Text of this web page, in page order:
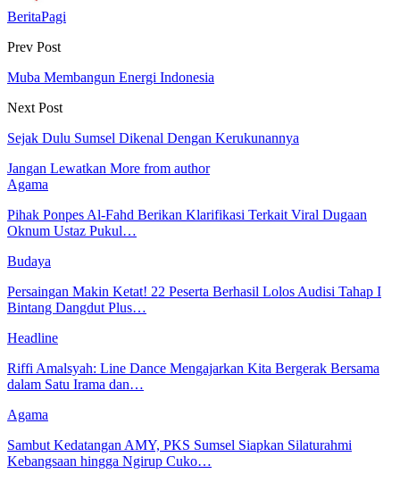
BeritaPagi
Prev Post
Muba Membangun Energi Indonesia
Next Post
Sejak Dulu Sumsel Dikenal Dengan Kerukunannya
Jangan Lewatkan More from author
Agama
Pihak Ponpes Al-Fahd Berikan Klarifikasi Terkait Viral Dugaan
Oknum Ustaz Pukul…
Budaya
Persaingan Makin Ketat! 22 Peserta Berhasil Lolos Audisi Tahap I
Bintang Dangdut Plus…
Headline
Riffi Amalsyah: Line Dance Mengajarkan Kita Bergerak Bersama
dalam Satu Irama dan…
Agama
Sambut Kedatangan AMY, PKS Sumsel Siapkan Silaturahmi
Kebangsaan hingga Ngirup Cuko…